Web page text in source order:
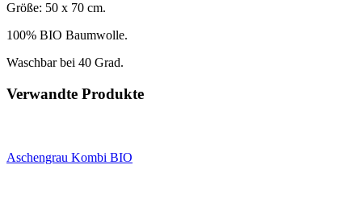
Größe: 50 x 70 cm.
100% BIO Baumwolle.
Waschbar bei 40 Grad.
Verwandte Produkte
Aschengrau Kombi BIO